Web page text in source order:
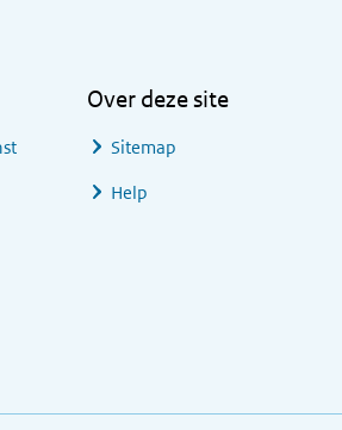
Over deze site
Sitemap
Help